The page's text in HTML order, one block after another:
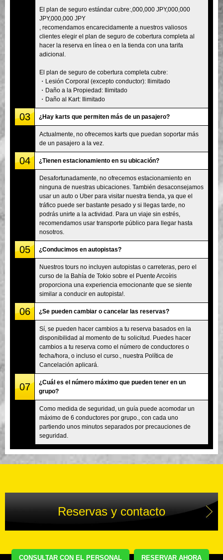
CONSULTAR CON EL PERSONAL RESERVAR AHORA
El plan de seguro estándar cubre:,000,000 JPY,000,000
JPY,000,000 JPY
, recomendamos encarecidamente a nuestros valiosos
clientes elegir el plan de seguro de cobertura completa al
hacer la reserva en línea o en la tienda con una tarifa
adicional.
El plan de seguro de cobertura completa cubre:
・Lesión Corporal (excepto conductor): Ilimitado
・Daño a la Propiedad: Ilimitado
・Daño al Kart: Ilimitado
03 ¿Hay karts que permiten más de un pasajero?
Actualmente, no ofrecemos karts que puedan soportar más
de un pasajero a la vez.
04 ¿Tienen estacionamiento en su ubicación?
Desafortunadamente, no ofrecemos estacionamiento en
ninguna de nuestras ubicaciones. También desaconsejamos
usar un auto o Uber para visitar nuestra tienda, ya que el
tráfico puede ser bastante pesado y si llegas tarde, no
podrás unirte a la actividad. Para un viaje sin estrés,
recomendamos usar transporte público para llegar hasta
nosotros.
05 ¿Conducimos en autopistas?
Nuestros tours no incluyen autopistas o carreteras, pero el
curso de la Bahía de Tokio sobre el Puente Arcoíris
proporciona una experiencia emocionante que se siente
similar a conducir en autopista!.
06 ¿Se pueden cambiar o cancelar las reservas?
Sí, se pueden hacer cambios a tu reserva basados en la
disponibilidad al momento de tu solicitud. Puedes hacer
cambios a tu reserva como el número de conductores o
fecha/hora, o incluso el curso., nuestra Política de
Cancelación aplicará.
07
¿Cuál es el número máximo que pueden tener en un
grupo?
Como medida de seguridad, un guía puede acomodar un
máximo de 6 conductores por grupo., con cada uno
partiendo unos minutos separados por precauciones de
seguridad.
Reservas y contacto